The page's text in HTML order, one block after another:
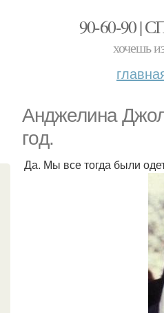
90-60-90
хочешь
Анджелина
гoд.
Да. Мы все тогда были